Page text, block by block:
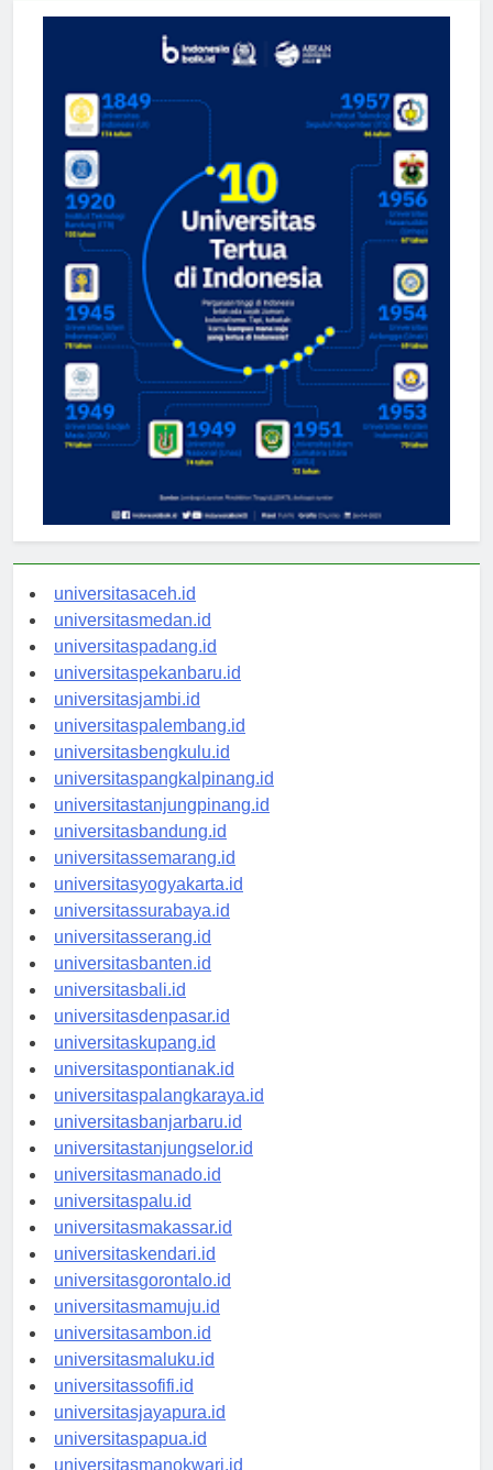
universitasaceh.id
universitasmedan.id
universitaspadang.id
universitaspekanbaru.id
universitasjambi.id
universitaspalembang.id
universitasbengkulu.id
universitaspangkalpinang.id
universitastanjungpinang.id
universitasbandung.id
universitassemarang.id
universitasyogyakarta.id
universitassurabaya.id
universitasserang.id
universitasbanten.id
universitasbali.id
universitasdenpasar.id
universitaskupang.id
universitaspontianak.id
universitaspalangkaraya.id
universitasbanjarbaru.id
universitastanjungselor.id
universitasmanado.id
universitaspalu.id
universitasmakassar.id
universitaskendari.id
universitasgorontalo.id
universitasmamuju.id
universitasambon.id
universitasmaluku.id
universitassofifi.id
universitasjayapura.id
universitaspapua.id